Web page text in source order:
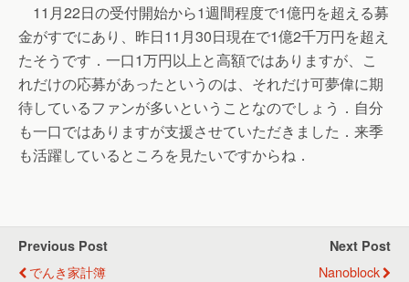
11月22日の受付開始から1週間程度で1億円を超える募
金がすでにあり、昨日11月30日現在で1億2千万円を超え
たそうです．一口1万円以上と高額ではありますが、こ
れだけの応募があったというのは、それだけ可夢偉に期
待しているファンが多いということなのでしょう．自分
も一口ではありますが支援させていただきました．来季
も活躍しているところを見たいですからね．
Previous Post
でんき家計簿
Next Post
Nanoblock